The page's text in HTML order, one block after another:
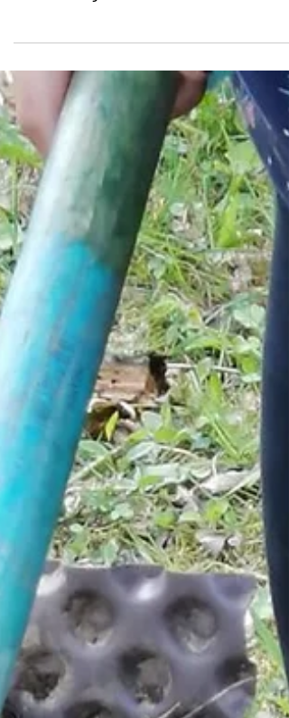
Französischkurs der Klasse 8 an einer
Mittelpunkt standen dabei nicht nur
spannende Ausflüge, sondern vor allem die
europäische Idee: Gemeinsam mit den
Austauschpartnern des Collège Robert
Schumann konnten die Schülerinnen und
Schüler ihre Sprachkenntnisse erweitern,
neue Freundschaften schließen und mehr
über die Gemeinsamkeiten und
ihrer Kulturen erfahren. Neben dem
Austausch wartete